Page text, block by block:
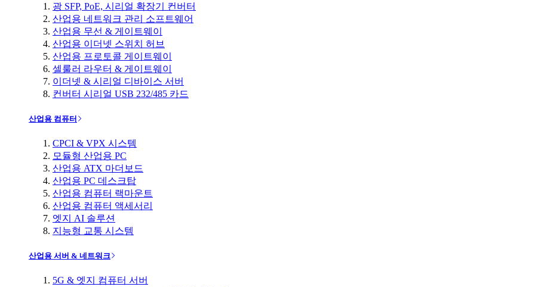
광 SFP, PoE, 시리얼 확장기 컨버터
산업용 네트워크 관리 소프트웨어
산업용 무선 & 게이트웨이
산업용 이더넷 스위치 허브
산업용 프로토콜 게이트웨이
셀룰러 라우터 & 게이트웨이
이더넷 & 시리얼 디바이스 서버
컨버터 시리얼 USB 232/485 카드
산업용 컴퓨터
CPCI & VPX 시스템
모듈형 산업용 PC
산업용 ATX 마더보드
산업용 PC 데스크탑
산업용 컴퓨터 랙마운트
산업용 컴퓨터 액세서리
엣지 AI 솔루션
지능형 교통 시스템
산업용 서버 & 네트워크
5G & 엣지 컴퓨터 서버